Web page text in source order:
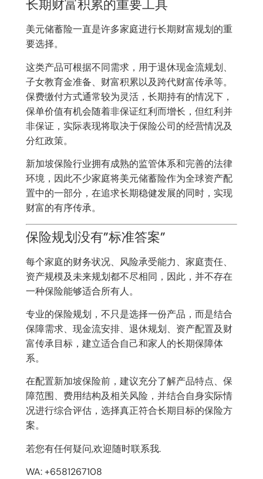
长期财富积累的重要工具
美元储蓄险一直是许多家庭进行长期财富规划的重
要选择。
这类产品可根据不同需求，用于退休现金流规划、
子女教育金准备、财富积累以及跨代财富传承等。
保费缴付方式通常较为灵活，长期持有的情况下，
保单价值有机会随着非保证红利而增长，但红利并
非保证，实际表现将取决于保险公司的经营情况及
分红政策。
新加坡保险行业拥有成熟的监管体系和完善的法律
环境，因此不少家庭将美元储蓄险作为全球资产配
置中的一部分，在追求长期稳健发展的同时，实现
财富的有序传承。
保险规划没有”标准答案”
每个家庭的财务状况、风险承受能力、家庭责任、
资产规模及未来规划都不尽相同，因此，并不存在
一种保险能够适合所有人。
专业的保险规划，不只是选择一份产品，而是结合
保障需求、现金流安排、退休规划、资产配置及财
富传承目标，建立适合自己和家人的长期保障体
系。
在配置新加坡保险前，建议充分了解产品特点、保
障范围、费用结构及相关风险，并结合自身实际情
况进行综合评估，选择真正符合长期目标的保险方
案。
若您有任何疑问,欢迎随时联系我.
WA: +6581267108